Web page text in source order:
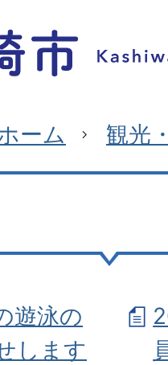
ーム 観光
遊泳の
します